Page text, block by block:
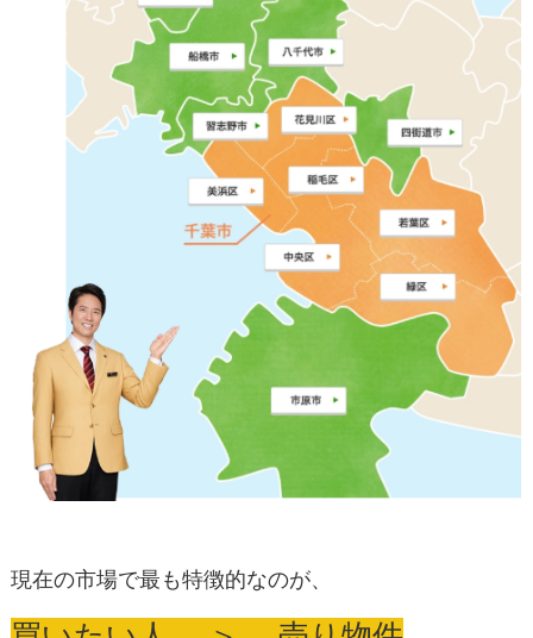
現在の市場で最も特徴的なのが、